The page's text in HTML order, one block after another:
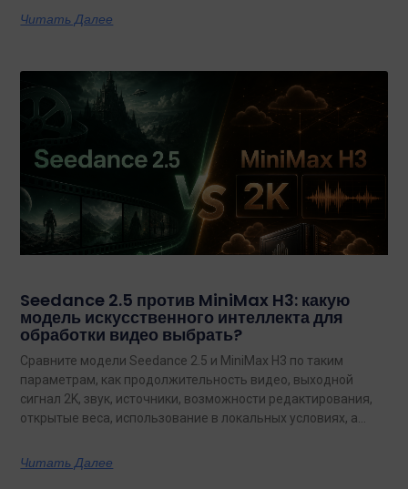
Читать Далее
Seedance 2.5 против MiniMax H3: какую
модель искусственного интеллекта для
обработки видео выбрать?
Сравните модели Seedance 2.5 и MiniMax H3 по таким
параметрам, как продолжительность видео, выходной
сигнал 2K, звук, источники, возможности редактирования,
открытые веса, использование в локальных условиях, а
конкретных задач на сегодняшний день.
Читать Далее